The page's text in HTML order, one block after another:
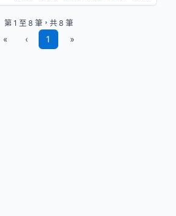
第 1 至 8 筆，共 8 筆
« ‹ 1 »